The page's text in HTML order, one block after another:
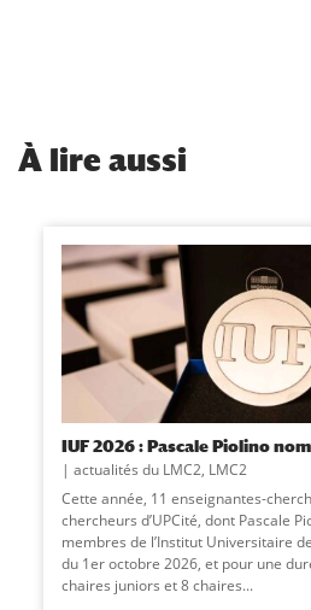
À lire aussi
IUF 2026 : Pascale Piolino
actualités du LMC2, LMC2
Cette année, 11 enseignantes-
chercheurs d’UPCité, dont Pascale
membres de l’Institut Universitaire
du 1er octobre 2026, et pour une
chaires juniors et 8 chaires...